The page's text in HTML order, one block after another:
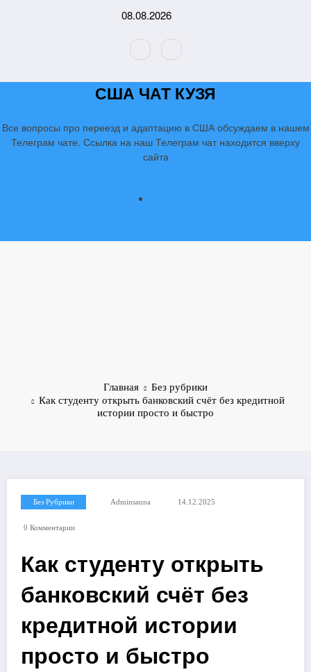
08.08.2026
США ЧАТ КУЗЯ
Все вопросы про переезд и адаптацию в США обсуждаем в нашем
Телеграм чате. Ссылка на наш Телеграм чат находится вверху
сайта
Главная
Без рубрики
Как студенту открыть банковский счёт без кредитной
истории просто и быстро
Без Рубрики Adminsauna 14.12.2025
0 Комментарии
Как студенту открыть
банковский счёт без
кредитной истории
просто и быстро